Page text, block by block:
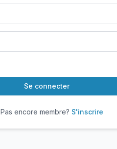
Se connecter
Pas encore membre? S'inscrire